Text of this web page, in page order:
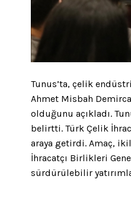
Tunus’ta, çelik
Ahmet Misbah
olduğunu açıkladı.
belirtti. Türk Çelik
araya getirdi. Amaç,
İhracatçı Birlikleri
sürdürülebilir